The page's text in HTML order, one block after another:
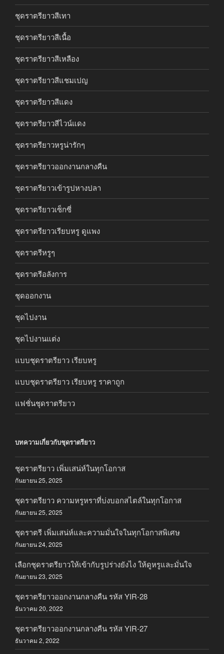
ชุดราตรียาวสีเทา
ชุดราตรียาวสีเนื้อ
ชุดราตรียาวสีเหลือง
ชุดราตรียาวสีแชมเปญ
ชุดราตรียาวสีแดง
ชุดราตรียาวสีไวน์แดง
ชุดราตรียาวหรูน่ารักๆ
ชุดราตรียาวออกงานกลางคืน
ชุดราตรียาวเข้ารูปหางปลา
ชุดราตรียาวเซ็กซี่
ชุดราตรียาวเรียบหรู ดูแพง
ชุดราตรีหรูๆ
ชุดราตรีอลังการ
ชุดออกงาน
ชุดไปงาน
ชุดไปงานแต่ง
แบบชุดราตรียาว เรียบหรู
แบบชุดราตรียาว เรียบหรู ราคาถูก
แฟชั่นชุดราตรียาว
บทความเกี่ยวกับชุดราตรียาว
ชุดราตรียาว เพิ่มเสน่ห์ในทุกโอกาส
กันยายน 25, 2025
ชุดราตรียาว ความหรูหราที่บ่งบอกสไตล์ในทุกโอกาส
กันยายน 25, 2025
ชุดราตรี เพิ่มเสน่ห์และความมั่นใจในทุกโอกาสพิเศษ
กันยายน 24, 2025
เลือกชุดราตรียาวให้เข้ากับรูปร่างยังไง ให้ดูหรูและมั่นใจ
กันยายน 23, 2025
ชุดราตรียาวออกงานกลางคืน รหัส YIR-28
ธันวาคม 20, 2022
ชุดราตรียาวออกงานกลางคืน รหัส YIR-27
ธันวาคม 2, 2022